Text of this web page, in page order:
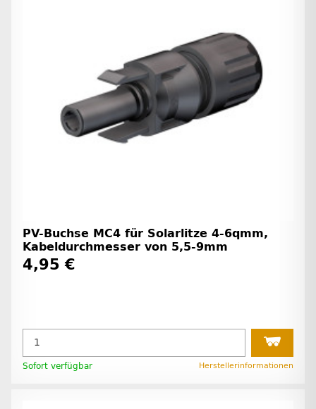
PV-Buchse MC4 für Solarlitze 4-6qmm,
Kabeldurchmesser von 5,5-9mm
4,95 €
Sofort verfügbar Herstellerinformationen